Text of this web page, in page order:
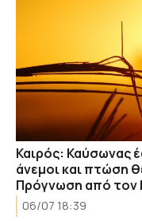
Καιρός: Καύσωνας
άνεμοι και πτώση
Πρόγνωση από τον
06/07 18:39